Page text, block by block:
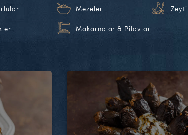
Mezeler
Makarnalar & Pilavlar